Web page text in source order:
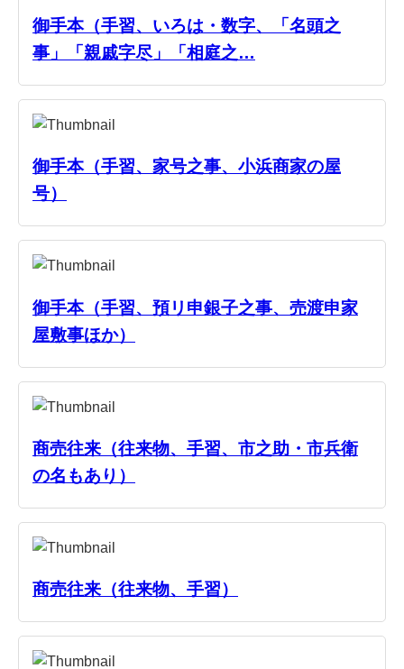
御手本（手習、いろは・数字、「名頭之
事」「親戚字尽」「相庭之…
御手本（手習、家号之事、小浜商家の屋
号）
御手本（手習、預リ申銀子之事、売渡申家
屋敷事ほか）
商売往来（往来物、手習、市之助・市兵衛
の名もあり）
商売往来（往来物、手習）